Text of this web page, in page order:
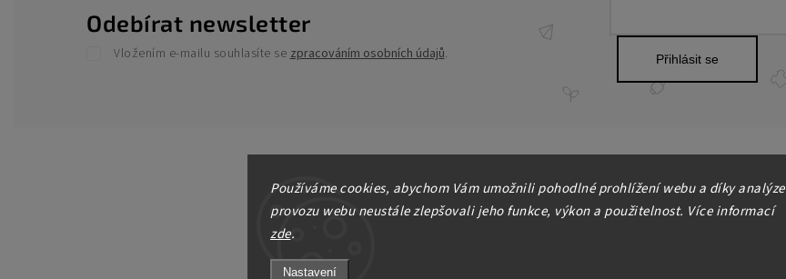
Používáme cookies, abychom Vám umožnili pohodlné prohlížení webu a díky analýze
provozu webu neustále zlepšovali jeho funkce, výkon a použitelnost. Více informací
zde.
Nastavení
Odebírat newsletter
Vložením e-mailu souhlasíte sezpracováním osobních údajů. Přihlásit se